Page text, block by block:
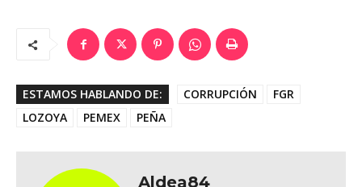
ESTAMOS HABLANDO DE: CORRUPCIÓN
FGR
LOZOYA
PEMEX PEÑA
Aldea84